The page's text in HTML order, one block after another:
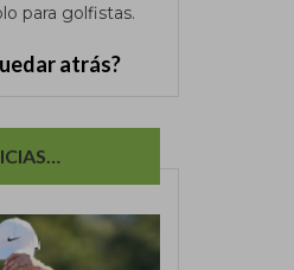
para golfistas.
atrás?